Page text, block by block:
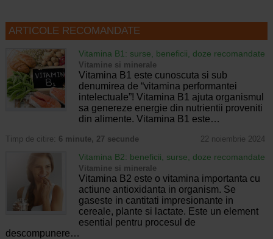
ARTICOLE RECOMANDATE
Vitamina B1: surse, beneficii, doze recomandate
Vitamine si minerale
Vitamina B1 este cunoscuta si sub
denumirea de “vitamina performantei
intelectuale”! Vitamina B1 ajuta organismul
sa genereze energie din nutrientii proveniti
din alimente. Vitamina B1 este…
Timp de citire: 6 minute, 27 secunde 22 noiembrie 2024
Vitamina B2: beneficii, surse, doze recomandate
Vitamine si minerale
Vitamina B2 este o vitamina importanta cu
actiune antioxidanta in organism. Se
gaseste in cantitati impresionante in
cereale, plante si lactate. Este un element
esential pentru procesul de
descompunere…